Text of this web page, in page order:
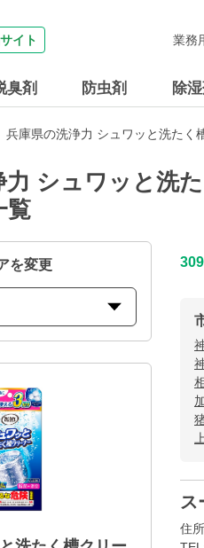
イト
臭剤 防虫剤 除湿
業務
兵庫県の洗浄力 シュワッと洗たく
力 シュワッと洗
覧
を変更 309
ス
住